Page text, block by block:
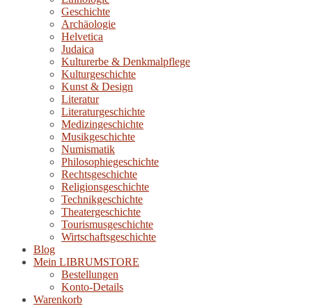
Geschichte
Archäologie
Helvetica
Judaica
Kulturerbe & Denkmalpflege
Kulturgeschichte
Kunst & Design
Literatur
Literaturgeschichte
Medizingeschichte
Musikgeschichte
Numismatik
Philosophiegeschichte
Rechtsgeschichte
Religionsgeschichte
Technikgeschichte
Theatergeschichte
Tourismusgeschichte
Wirtschaftsgeschichte
Blog
Mein LIBRUMSTORE
Bestellungen
Konto-Details
Warenkorb